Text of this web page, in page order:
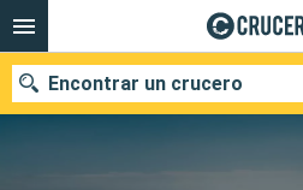
Encontrar un crucero